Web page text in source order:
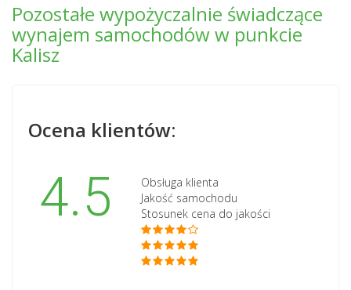
Pozostałe wypożyczalnie świadczące
wynajem samochodów w punkcie
Kalisz
Ocena klientów:
4.5
Obsługa klienta
Jakość samochodu
Stosunek cena do jakości